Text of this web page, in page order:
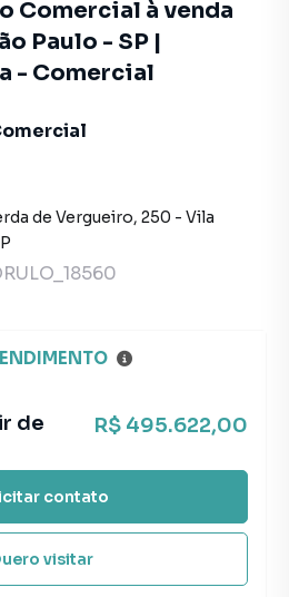
Comercial à venda
Paulo - SP |
- Comercial
de Vergueiro, 250 - Vila
de R$ 495.622,00
contato
visitar